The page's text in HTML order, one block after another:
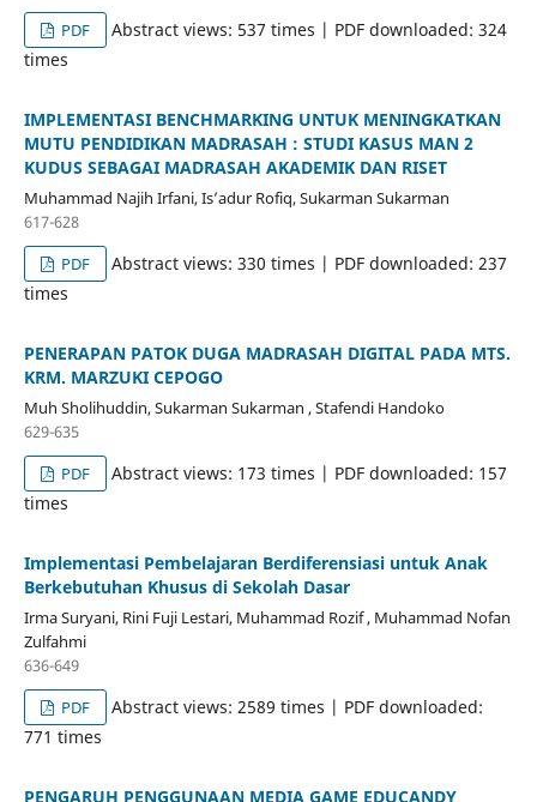
PDF
Abstract views: 537 times | PDF downloaded: 324
times
IMPLEMENTASI BENCHMARKING UNTUK MENINGKATKAN
MUTU PENDIDIKAN MADRASAH : STUDI KASUS MAN 2
KUDUS SEBAGAI MADRASAH AKADEMIK DAN RISET
Muhammad Najih Irfani, Is’adur Rofiq, Sukarman Sukarman
617-628
PDF
Abstract views: 330 times | PDF downloaded: 237
times
PENERAPAN PATOK DUGA MADRASAH DIGITAL PADA MTS.
KRM. MARZUKI CEPOGO
Muh Sholihuddin, Sukarman Sukarman , Stafendi Handoko
629-635
PDF
Abstract views: 173 times | PDF downloaded: 157
times
Implementasi Pembelajaran Berdiferensiasi untuk Anak
Berkebutuhan Khusus di Sekolah Dasar
Irma Suryani, Rini Fuji Lestari, Muhammad Rozif , Muhammad Nofan
Zulfahmi
636-649
PDF
Abstract views: 2589 times | PDF downloaded:
771 times
PENGARUH PENGGUNAAN MEDIA GAME EDUCANDY